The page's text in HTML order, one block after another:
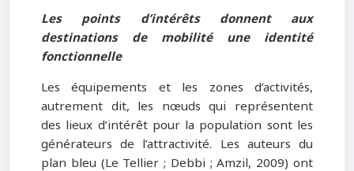
Les points d’intérêts donnent aux
destinations de mobilité une identité
fonctionnelle
Les équipements et les zones d’activités,
autrement dit, les nœuds qui représentent
des lieux d’intérêt pour la population sont les
générateurs de l’attractivité. Les auteurs du
plan bleu (Le Tellier ; Debbi ; Amzil, 2009) ont